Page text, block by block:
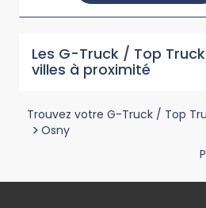
Les G-Truck / Top
villes à proximité
Trouvez votre G-Truck / Top
> Osny